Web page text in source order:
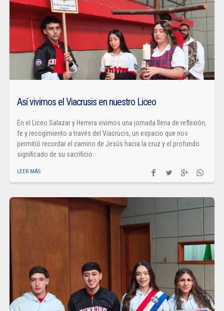
Así vivimos el Viacrusis en nuestro Liceo
En el Liceo Salazar y Herrera vivimos una jornada llena de reflexión,
fe y recogimiento a través del Viacrucis, un espacio que nos
permitió recordar el camino de Jesús hacia la cruz y el profundo
significado de su sacrificio.
LEER MÁS